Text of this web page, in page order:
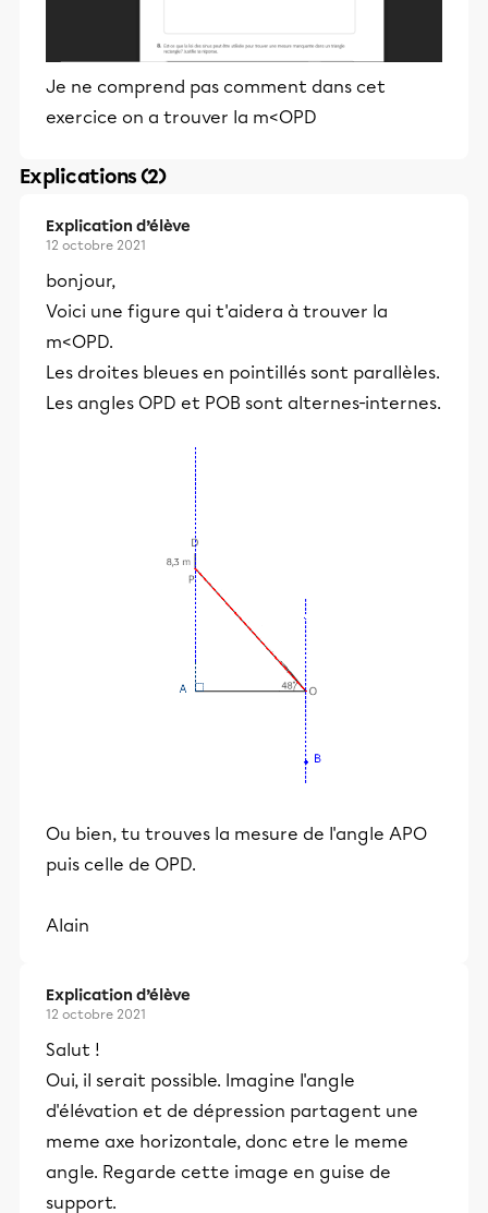
Je ne comprend pas comment dans cet
exercice on a trouver la m<OPD
Explications (2)
Explication d’élève
12 octobre 2021
bonjour,
Voici une figure qui t'aidera à trouver la
m<OPD.
Les droites bleues en pointillés sont parallèles.
Les angles OPD et POB sont alternes-internes.
Ou bien, tu trouves la mesure de l'angle APO
puis celle de OPD.
Alain
Explication d’élève
12 octobre 2021
Salut !
Oui, il serait possible. Imagine l'angle
d'élévation et de dépression partagent une
meme axe horizontale, donc etre le meme
angle. Regarde cette image en guise de
support.